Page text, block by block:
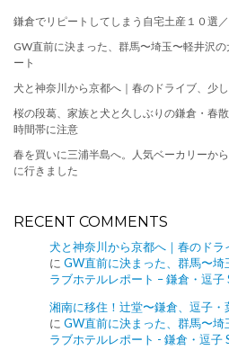
鎌倉でリピートしてしまう自宅土産１０選
GW直前に決まった、群馬〜埼玉〜軽井沢
ート
犬と神奈川から京都へ｜春のドライブ、少
桜の段葛、家族と犬と久しぶりの鎌倉・春
時間帯に注意
春を買いに三浦半島へ。人気ベーカリーか
に行きました
RECENT COMMENTS
犬と神奈川から京都へ｜春のド
に GW直前に決まった、群馬〜
ラブホテルレポート – 鎌倉・逗子
湘南に移住！辻堂〜鎌倉、逗子
に GW直前に決まった、群馬〜
ラブホテルレポート - 鎌倉・逗子